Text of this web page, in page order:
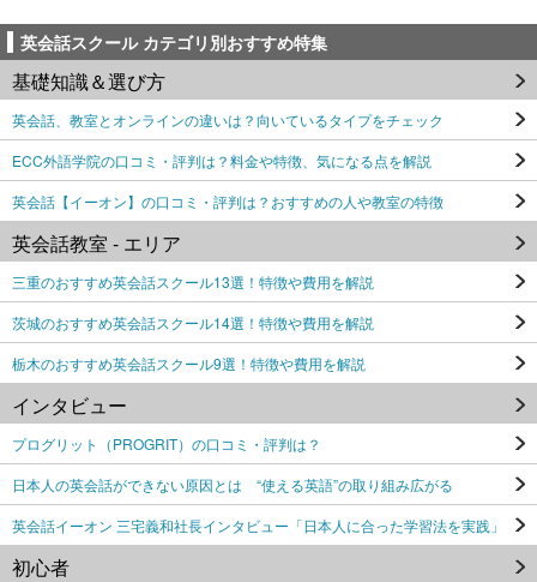
英会話スクール カテゴリ別おすすめ特集
基礎知識＆選び方
英会話、教室とオンラインの違いは？向いているタイプをチェック
ECC外語学院の口コミ・評判は？料金や特徴、気になる点を解説
英会話【イーオン】の口コミ・評判は？おすすめの人や教室の特徴
英会話教室 - エリア
三重のおすすめ英会話スクール13選！特徴や費用を解説
茨城のおすすめ英会話スクール14選！特徴や費用を解説
栃木のおすすめ英会話スクール9選！特徴や費用を解説
インタビュー
プログリット（PROGRIT）の口コミ・評判は？
日本人の英会話ができない原因とは “使える英語”の取り組み広がる
英会話イーオン 三宅義和社長インタビュー「日本人に合った学習法を実践」
初心者